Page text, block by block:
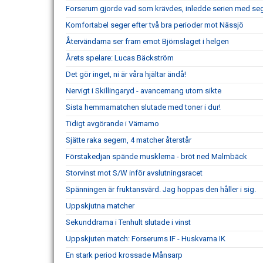
Forserum gjorde vad som krävdes, inledde serien med
Komfortabel seger efter två bra perioder mot Nässjö
Återvändarna ser fram emot Björnslaget i helgen
Årets spelare: Lucas Bäckström
Det gör inget, ni är våra hjältar ändå!
Nervigt i Skillingaryd - avancemang utom sikte
Sista hemmamatchen slutade med toner i dur!
Tidigt avgörande i Värnamo
Sjätte raka segern, 4 matcher återstår
Förstakedjan spände musklerna - bröt ned Malmbäck
Storvinst mot S/W inför avslutningsracet
Spänningen är fruktansvärd. Jag hoppas den håller i sig.
Uppskjutna matcher
Sekunddrama i Tenhult slutade i vinst
Uppskjuten match: Forserums IF - Huskvarna IK
En stark period krossade Månsarp